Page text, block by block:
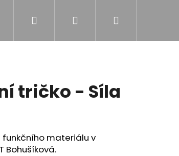
podmínky Kontakty
Přihlášení
tričko - Síla
funkčního materiálu v
Bohušíková.